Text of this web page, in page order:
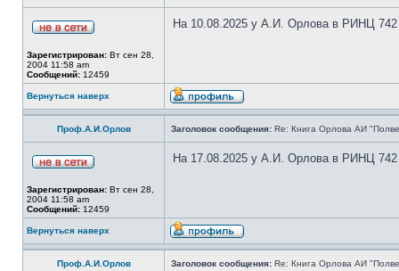
Зарегистрирован: Вт сен 28,
2004 11:58 am
Сообщений: 12459
На 10.08.2025 у А.И. Орлова в РИНЦ 742
Вернуться наверх
Проф.А.И.Орлов Заголовок сообщения: Re: Книга Орлова АИ
Зарегистрирован: Вт сен 28,
2004 11:58 am
Сообщений: 12459
На 17.08.2025 у А.И. Орлова в РИНЦ 742
Вернуться наверх
Проф.А.И.Орлов Заголовок сообщения: Re: Книга Орлова АИ